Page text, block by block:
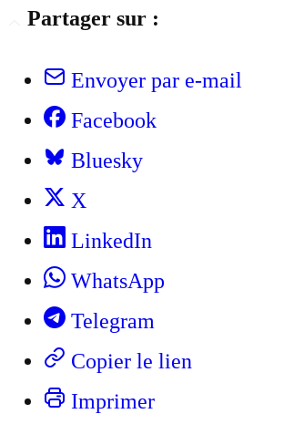
Partager sur :
Envoyer par e-mail
Facebook
Bluesky
X
LinkedIn
WhatsApp
Telegram
Copier le lien
Imprimer